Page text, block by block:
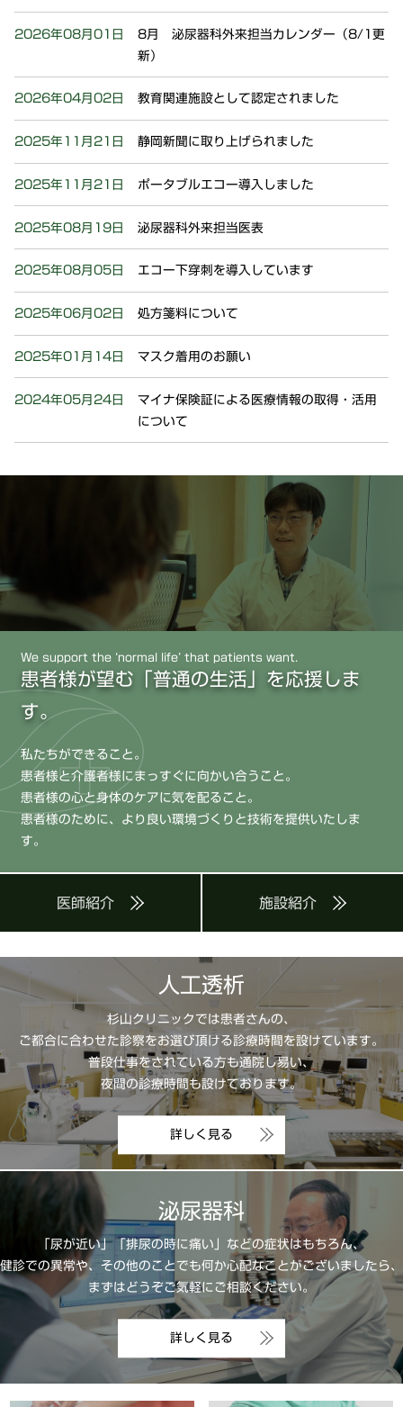
2026年08月01日
8月 泌尿器科外来担当カレンダー（8/1更
新）
2026年04月02日 教育関連施設として認定されました
2025年11月21日 静岡新聞に取り上げられました
2025年11月21日 ポータブルエコー導入しました
2025年08月19日 泌尿器科外来担当医表
2025年08月05日 エコー下穿刺を導入しています
2025年06月02日 処方箋料について
2025年01月14日 マスク着用のお願い
2024年05月24日
マイナ保険証による医療情報の取得・活用
について
We support the ‘normal life’ that patients want.
患者様が望む「普通の生活」を応援しま
す。
私たちができること。
患者様と介護者様にまっすぐに向かい合うこと。
患者様の心と身体のケアに気を配ること。
患者様のために、より良い環境づくりと技術を提供いたしま
す。
医師紹介 施設紹介
人工透析
杉山クリニックでは患者さんの、
ご都合に合わせた診察をお選び頂ける診療時間を設けています。
普段仕事をされている方も通院し易い、
夜間の診療時間も設けております。
詳しく見る
泌尿器科
「尿が近い」「排尿の時に痛い」などの症状はもちろん、
健診での異常や、その他のことでも何か心配なことがございましたら、
まずはどうぞご気軽にご相談ください。
詳しく見る